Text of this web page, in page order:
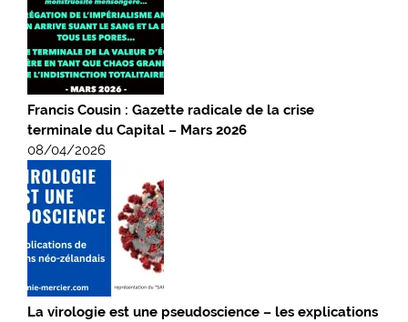
Francis Cousin : Gazette radicale de la crise
terminale du Capital – Mars 2026
08/04/2026
La virologie est une pseudoscience – les explications